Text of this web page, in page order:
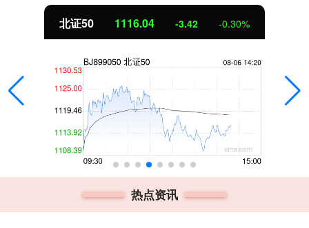
北证50 1116.12 -3.34 -0.30%
热点资讯